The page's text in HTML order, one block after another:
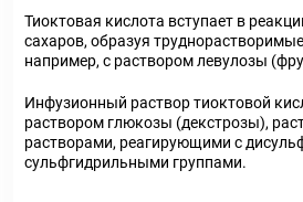
Тиоктовая кислота вступает в
сахаров, образуя
например, с раствором левулозы
Инфузионный раствор тиоктовой
раствором глюкозы (декстрозы),
растворами, реагирующими с
сульфгидрильными группами.